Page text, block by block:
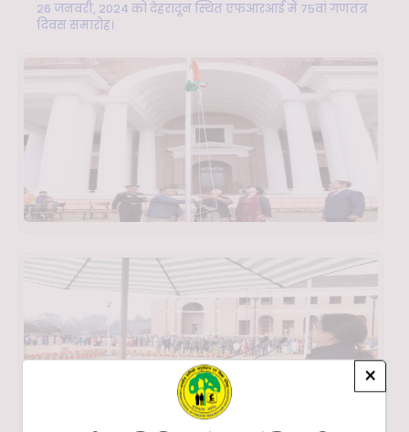
26 जनवरी, 2024 को देहरादून स्थित एफआरआई में 75वां गणतंत्र
दिवस समारोह।
×